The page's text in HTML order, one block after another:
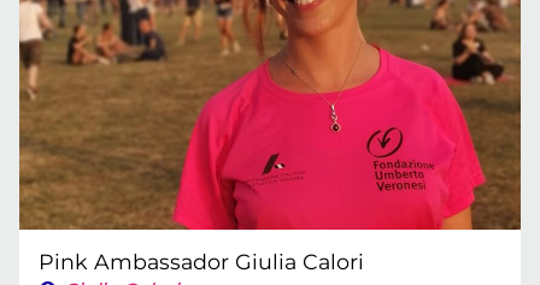
Pink Ambassador Giulia Calori